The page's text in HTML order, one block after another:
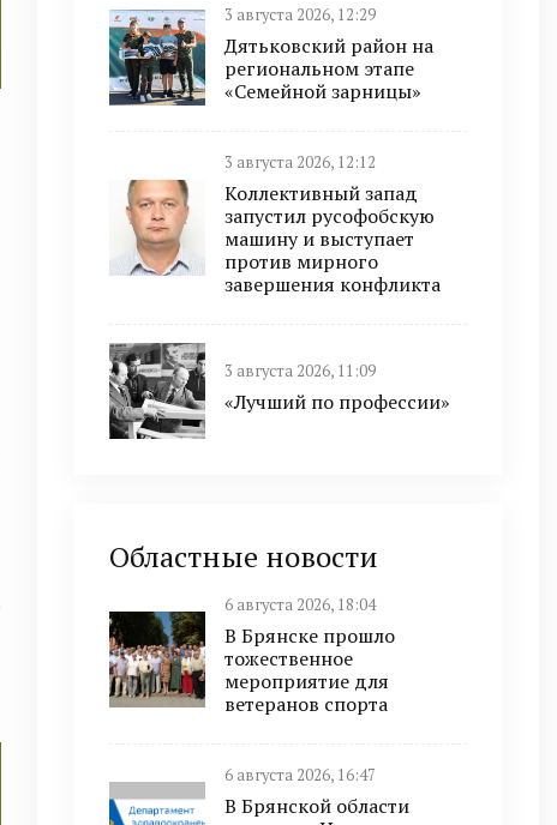
3 августа 2026, 12:29
Дятьковский район на
региональном этапе
«Семейной зарницы»
3 августа 2026, 12:12
Коллективный запад
запустил русофобскую
машину и выступает
против мирного
завершения конфликта
3 августа 2026, 11:09
«Лучший по профессии»
Областные новости
6 августа 2026, 18:04
В Брянске прошло
тожественное
мероприятие для
ветеранов спорта
6 августа 2026, 16:47
В Брянской области